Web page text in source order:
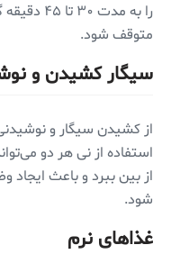
را به مدت
متوقف شود.
سیگار کشیدن و
از کشیدن سیگار و
استفاده از نی هر دو
از بین ببرد و باعث
شود.
غذاهای نرم